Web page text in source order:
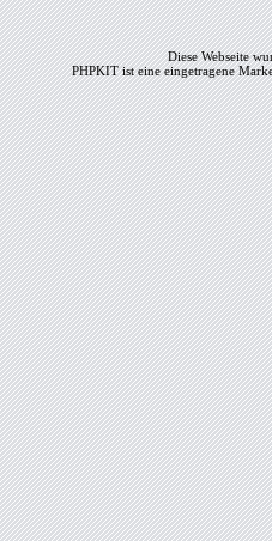
Diese Webseite
PHPKIT ist eine eingetragene